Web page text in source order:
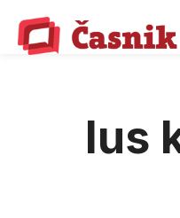
content
Ius